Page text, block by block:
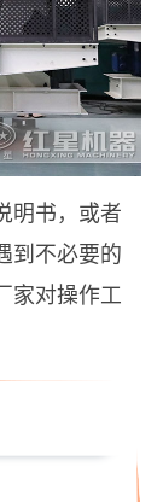
明书，或者
到不必要的
家对操作工